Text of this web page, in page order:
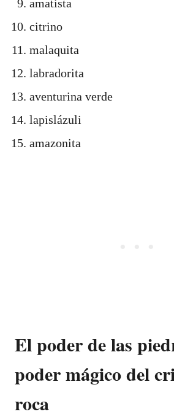
amatista
citrino
malaquita
labradorita
aventurina verde
lapislázuli
amazonita
El poder de las
poder mágico del
roca